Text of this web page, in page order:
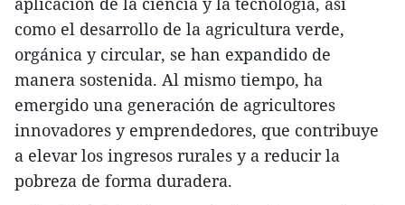
como el desarrollo de la agricultura verde,
orgánica y circular, se han expandido de
manera sostenida. Al mismo tiempo, ha
emergido una generación de agricultores
innovadores y emprendedores, que contribuye
a elevar los ingresos rurales y a reducir la
pobreza de forma duradera.